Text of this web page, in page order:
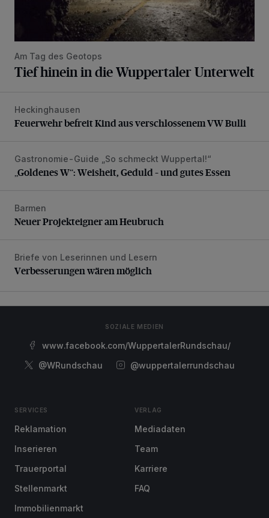
Am Tag des Geotops
Tief hinein in die Wuppertaler Unterwelt
Feuerwehr befreit Kind aus verschlossenem VW Bulli
Heckinghausen
Feuerwehr befreit Kind aus verschlossenem VW Bulli
„Goldenes W“: Weisheit, Geduld – und gutes Essen
Gastronomie-Guide „So schmeckt Wuppertal!“
„Goldenes W“: Weisheit, Geduld – und gutes Essen
Neuer Projekteigner am Heubruch
Barmen
Neuer Projekteigner am Heubruch
Verbesserungen wären möglich
Briefe von Leserinnen und Lesern
Verbesserungen wären möglich
SOZIALE MEDIEN
www.facebook.com/WuppertalerRundschau/
@WRundschau
@wuppertalerrundschau
SERVICES
Reklamation
Inserieren
Trauerportal
Stellenmarkt
Immobilienmarkt
VERLAG
Mediadaten
Team
Karriere
FAQ